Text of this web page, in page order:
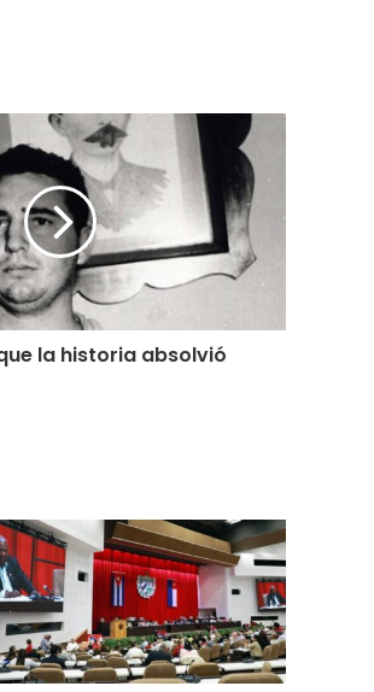
la historia absolvió